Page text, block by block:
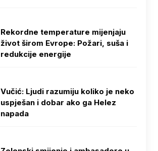
Rekordne temperature mijenjaju
život širom Evrope: Požari, suša i
redukcije energije
Vučić: Ljudi razumiju koliko je neko
uspješan i dobar ako ga Helez
napada